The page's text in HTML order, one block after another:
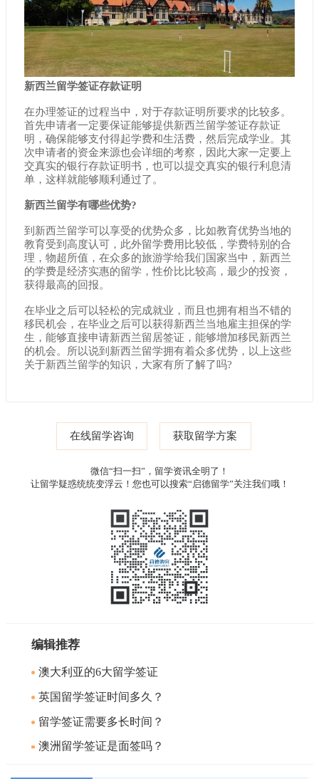
新西兰留学签证存款证明
在办理签证的过程当中，对于存款证明所要求的比较多。
首先申请者一定要保证能够提供新西兰留学签证存款证
明，确保能够支付得起学费和生活费，然后完成学业。其
次申请者的资金来源也会详细的考察，因此大家一定要上
交真实的银行存款证明书，也可以提交真实的银行利息清
单，这样就能够顺利通过了。
新西兰留学有哪些优势?
到新西兰留学可以享受的优势众多，比如教育优势当地的
教育受到高度认可，此外留学费用比较低，学费特别的合
理，物超所值，在众多的旅游学给我们国家当中，新西兰
的学费是经济实惠的留学，性价比比较高，最少的投资，
获得最高的回报。
在毕业之后可以轻松的完成就业，而且也拥有相当不错的
移民机会，在毕业之后可以获得新西兰当地雇主担保的学
生，能够直接申请新西兰留居签证，能够增加移民新西兰
的机会。所以说到新西兰留学拥有着众多优势，以上这些
关于新西兰留学的知识，大家有所了解了吗?
在线留学咨询 获取留学方案
微信“扫一扫”，留学资讯全明了！
让留学疑惑统统变浮云！您也可以搜索“启德留学”关注我们哦！
编辑推荐
澳大利亚的6大留学签证
英国留学签证时间多久？
留学签证需要多长时间？
澳洲留学签证是面签吗？